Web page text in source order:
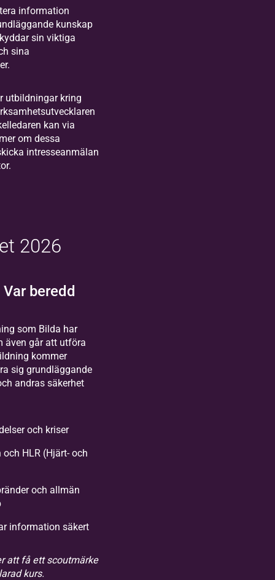
information
kunskap
sin viktiga
sina
utbildningar kring
kan via
om dessa
intresseanmälan
2026
beredd
som Bilda har
även går att utföra
kommer
sig grundläggande
andras säkerhet
och kriser
HLR (Hjärt- och
och allmän
information säkert
att få ett scoutmärke
kurs.